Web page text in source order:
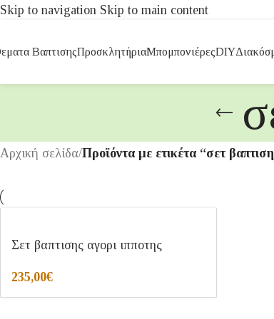
Skip to navigation Skip to main content
ΒαπτισηςΠροσκλητήριαΜπομπονιέρεςDIY
Αρχική σελίδα/Προϊόντα με ετικέτα “σετ
Σετ βαπτισης αγορι ιπποτης
235,00€